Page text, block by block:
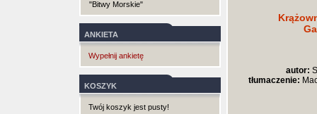
"Bitwy Morskie"
ANKIETA
Wypełnij ankietę
KOSZYK
Twój koszyk jest pusty!
autor:
tłumaczenie: